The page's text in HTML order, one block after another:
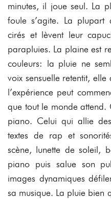
minutes, il joue seul. La
foule s’agite. La plupart
cirés et lèvent leur
parapluies. La plaine est
couleurs: la pluie ne
voix sensuelle retentit, elle
l’expérience peut
que tout le monde attend.
piano. Celui qui allie
textes de rap et
scène, lunette de soleil,
piano puis salue son
images dynamiques
sa musique. La pluie bien